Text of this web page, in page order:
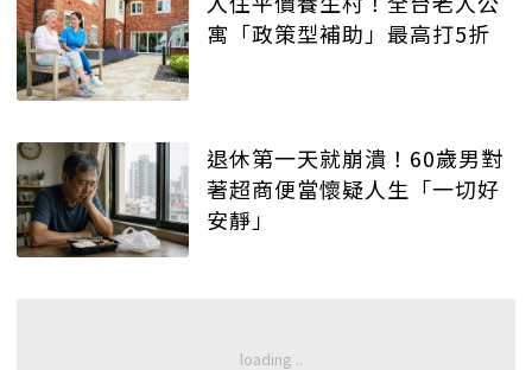
寓「政策型補助」最高打5折
退休第一天就崩潰！60歲男對
著超商便當懷疑人生「一切好
安靜」